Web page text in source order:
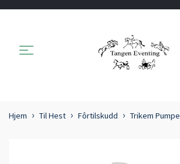
Hjem Til Hest Fôrtilskudd Trikem Pumpe